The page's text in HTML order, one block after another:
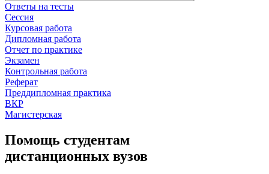
Ответы на тесты
Сессия
Курсовая работа
Дипломная работа
Отчет по практике
Экзамен
Контрольная работа
Реферат
Преддипломная практика
ВКР
Магистерская
Помощь студентам
дистанционных вузов